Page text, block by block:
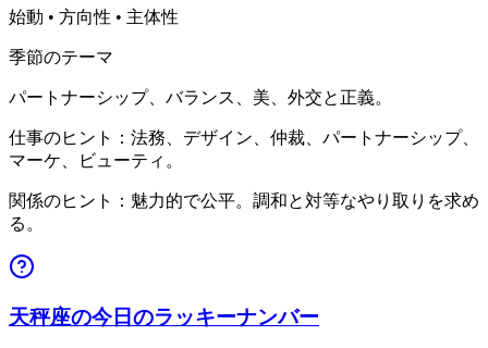
始動 • 方向性 • 主体性
季節のテーマ
パートナーシップ、バランス、美、外交と正義。
仕事のヒント：法務、デザイン、仲裁、パートナーシップ、
マーケ、ビューティ。
関係のヒント：魅力的で公平。調和と対等なやり取りを求め
る。
天秤座の今日のラッキーナンバー